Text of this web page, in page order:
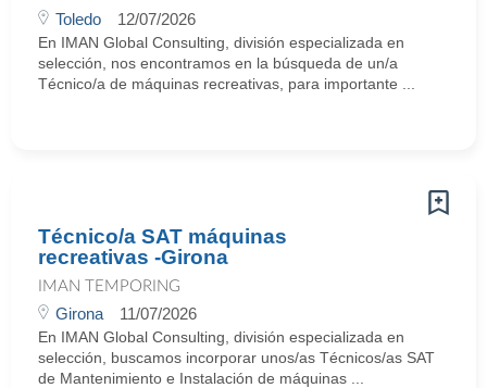
Toledo 12/07/2026
En IMAN Global Consulting, división especializada en
selección, nos encontramos en la búsqueda de un/a
Técnico/a de máquinas recreativas, para importante ...
Técnico/a SAT máquinas
recreativas -Girona
IMAN TEMPORING
Girona 11/07/2026
En IMAN Global Consulting, división especializada en
selección, buscamos incorporar unos/as Técnicos/as SAT
de Mantenimiento e Instalación de máquinas ...